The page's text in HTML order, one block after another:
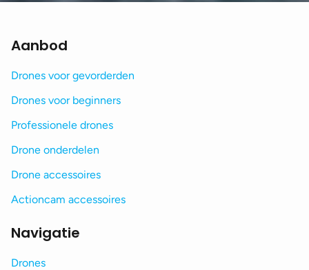
Aanbod
Drones voor gevorderden
Drones voor beginners
Professionele drones
Drone onderdelen
Drone accessoires
Actioncam accessoires
Navigatie
Drones